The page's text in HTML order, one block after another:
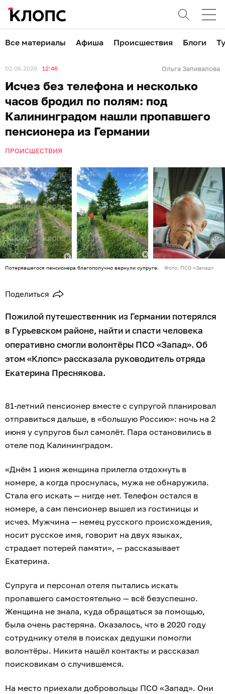
Все материалы Афиша Происшествия Блоги
02.06.2026 12:46 Ольга Запивалова
Исчез без телефона и несколько
часов бродил по полям: под
Калининградом нашли пропавшего
пенсионера из Германии
ПРОИСШЕСТВИЯ
Потерявшегося пенсионера благополучно вернули супруге. Фото: ПСО «Запад»
Поделиться
Пожилой путешественник из Германии потерялся
в Гурьевском районе, найти и спасти человека
оперативно смогли волонтёры ПСО «Запад». Об
этом «Клопс» рассказала руководитель отряда
Екатерина Преснякова.
81-летний пенсионер вместе с супругой планировал
отправиться дальше, в «большую Россию»: ночь на 2
июня у супругов был самолёт. Пара остановились в
отеле под Калининградом.
«Днём 1 июня женщина прилегла отдохнуть в
номере, а когда проснулась, мужа не обнаружила.
Стала его искать — нигде нет. Телефон остался в
номере, а сам пенсионер вышел из гостиницы и
исчез. Мужчина — немец русского происхождения,
носит русское имя, говорит на двух языках,
страдает потерей памяти», — рассказывает
Екатерина.
Супруга и персонал отеля пытались искать
пропавшего самостоятельно — всё безуспешно.
Женщина не знала, куда обращаться за помощью,
была очень растеряна. Оказалось, что в 2020 году
сотруднику отеля в поисках дедушки помогли
волонтёры. Никита нашёл контакты и рассказал
поисковикам о случившемся.
На место приехали добровольцы ПСО «Запад». Они